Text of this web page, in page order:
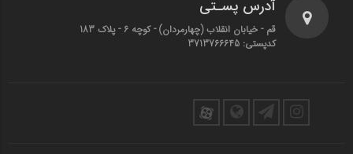
آدرس پسـتی
قم - خیابان انقلاب (چهارمردان)‌ - کوچه 6 - پلاک 183
کدپستی: 3713766645